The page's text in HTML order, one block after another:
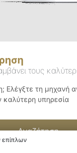
επίπλων
τους
Ελέγξτε τη μηχανή
καλύτερη υπηρεσία
Αναζήτηση